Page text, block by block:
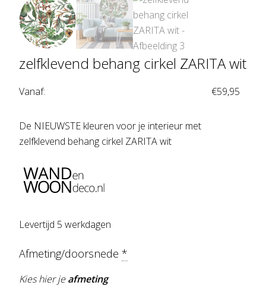
zelfklevend behang cirkel ZARITA wit
Vanaf: €59,95
De NIEUWSTE kleuren voor je interieur met
zelfklevend behang cirkel ZARITA wit
Levertijd 5 werkdagen
Afmeting/doorsnede *
Kies hier jeafmeting